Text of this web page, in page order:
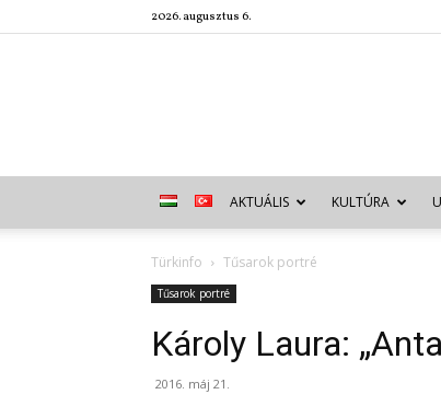
2026. augusztus 6.
AKTUÁLIS KULTÚRA
Türkinfo Tűsarok portré
Tűsarok portré
Károly Laura:
2016. máj 21.